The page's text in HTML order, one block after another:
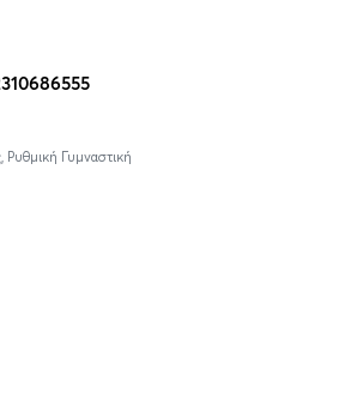
, Ρυθμική Γυμναστική